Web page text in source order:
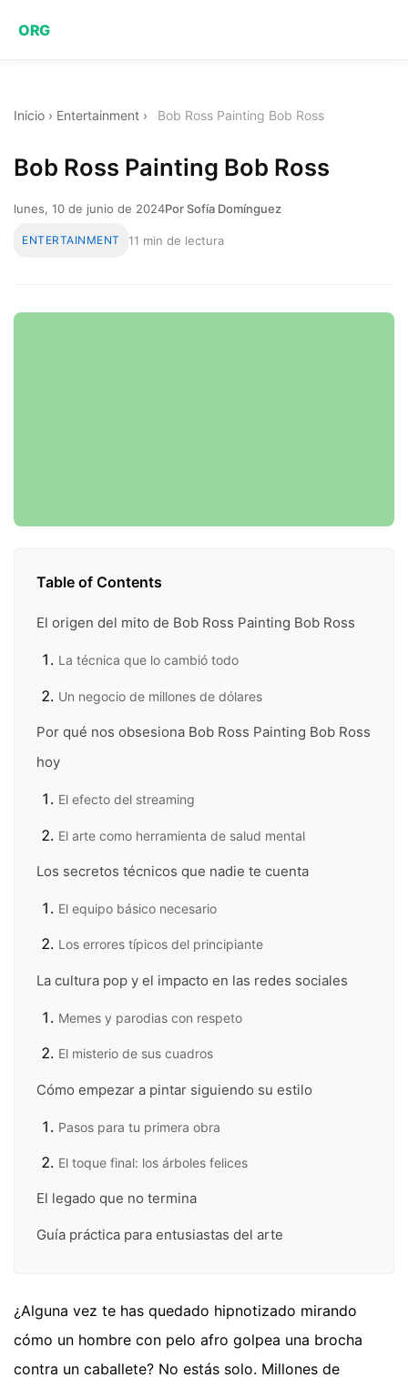
ORG
Inicio › Entertainment › Bob Ross Painting Bob Ross
Bob Ross Painting Bob Ross
lunes, 10 de junio de 2024Por Sofía Domínguez
ENTERTAINMENT 11 min de lectura
Table of Contents
El origen del mito de Bob Ross Painting Bob Ross
La técnica que lo cambió todo
Un negocio de millones de dólares
Por qué nos obsesiona Bob Ross Painting Bob Ross
hoy
El efecto del streaming
El arte como herramienta de salud mental
Los secretos técnicos que nadie te cuenta
El equipo básico necesario
Los errores típicos del principiante
La cultura pop y el impacto en las redes sociales
Memes y parodias con respeto
El misterio de sus cuadros
Cómo empezar a pintar siguiendo su estilo
Pasos para tu primera obra
El toque final: los árboles felices
El legado que no termina
Guía práctica para entusiastas del arte
¿Alguna vez te has quedado hipnotizado mirando
cómo un hombre con pelo afro golpea una brocha
contra un caballete? No estás solo. Millones de